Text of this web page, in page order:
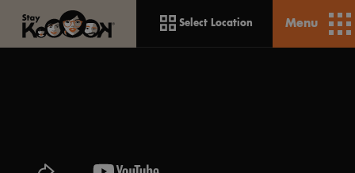
Select Location Menu